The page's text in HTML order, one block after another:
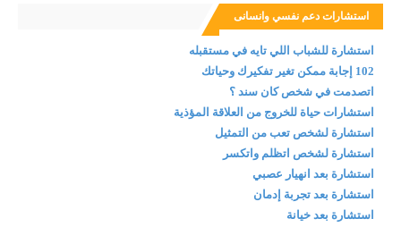
استشارات دعم نفسي وانسانى
استشارة للشباب اللي تايه في مستقبله
102 إجابة ممكن تغير تفكيرك وحياتك
اتصدمت في شخص كان سند ؟
استشارات حياة للخروج من العلاقة المؤذية
استشارة لشخص تعب من التمثيل
استشارة لشخص اتظلم واتكسر
استشارة بعد انهيار عصبي
استشارة بعد تجربة إدمان
استشارة بعد خيانة